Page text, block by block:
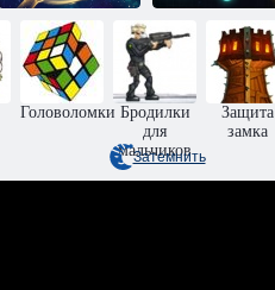
Созвездия
Неоновая
орбита:
Протокол пути
Головоломки Бродилки
для
мальчиков
Защита
замка
Затемнить